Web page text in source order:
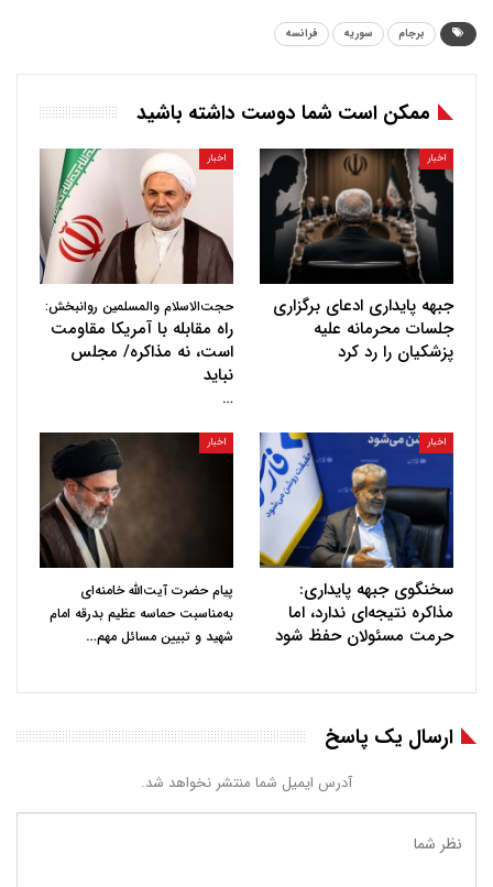
برجام سوریه فرانسه
ممکن است شما دوست داشته باشید
اخبار
جبهه پایداری ادعای برگزاری
جلسات محرمانه علیه
پزشکیان را رد کرد
اخبار
حجت‌الاسلام والمسلمین روانبخش:
راه مقابله با آمریکا مقاومت
است، نه مذاکره/ مجلس
نباید
…
اخبار
سخنگوی جبهه پایداری:
مذاکره نتیجه‌ای ندارد، اما
حرمت مسئولان حفظ شود
اخبار
پیام حضرت آیت‌الله خامنه‌ای
به‌مناسبت حماسه عظیم بدرقه امام
شهید و تبیین مسائل مهم…
ارسال یک پاسخ
آدرس ایمیل شما منتشر نخواهد شد.